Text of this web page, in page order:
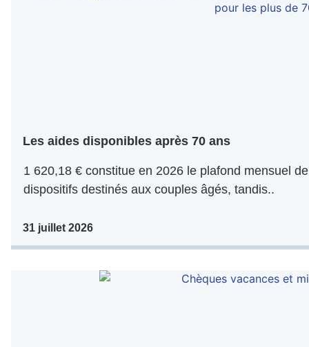
Les aides disponibles après 70 ans
1 620,18 € constitue en 2026 le plafond mensuel
dispositifs destinés aux couples âgés, tandis..
31 juillet 2026